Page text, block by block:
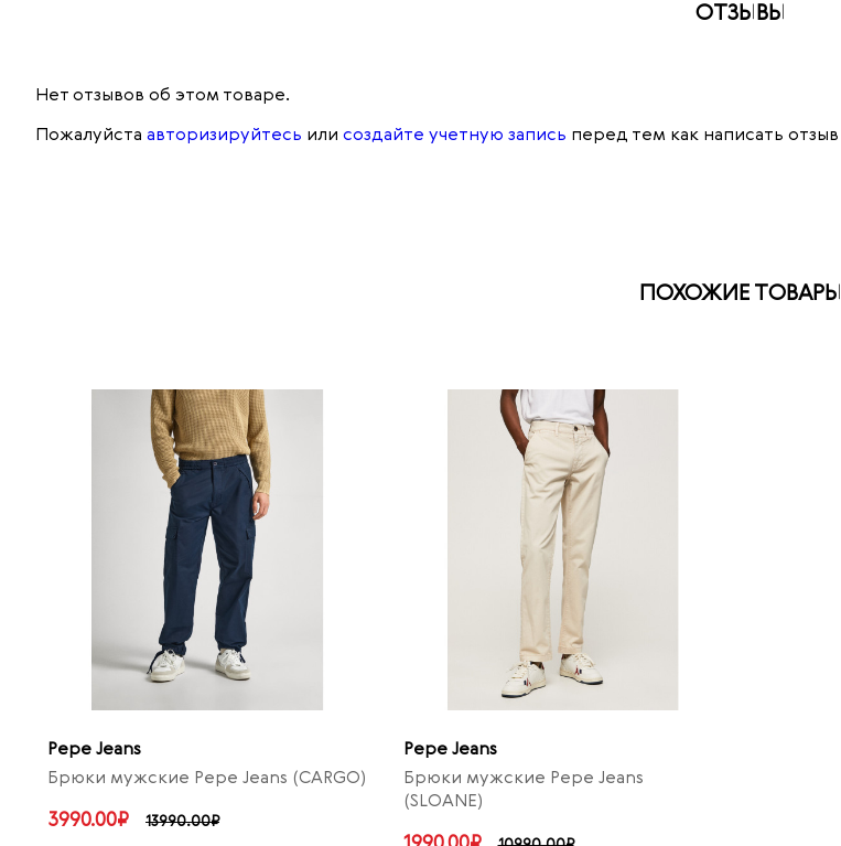
ОТЗЫВЫ
Нет отзывов об этом товаре.
Пожалуйста авторизируйтесь или создайте учетную запись перед тем как написать отзыв
ПОХОЖИЕ ТОВАРЫ
Pepe Jeans
Брюки мужские Pepe Jeans (CARGO)
3990.00₽ 13990.00₽
Pepe Jeans
Брюки мужские Pepe Jeans
(SLOANE)